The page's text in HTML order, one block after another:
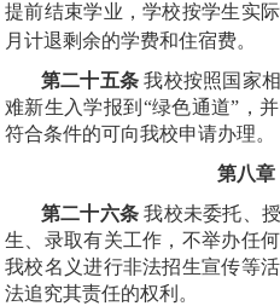
提前结束学业，学校按学生实
月计退剩余的学费和住宿费。
第二十五条 我校按照国家
难新生入学报到“绿色通道”，
符合条件的可向我校申请办理。
第八
第二十六条我校未委托、
生、录取有关工作，不举办任
我校名义进行非法招生宣传等
法追究其责任的权利。